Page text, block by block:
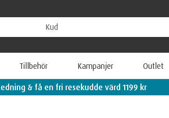
Tillbehör Kampanjer Outlet
& få en fri resekudde värd 1199 kr